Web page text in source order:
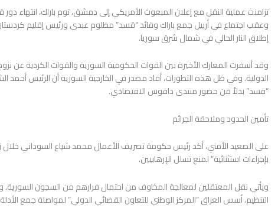
تزامنت عملية النقل مع إعلان المبعوث الأمريكي إلى دمشق، توم باراك، انتهاء
وعقب اجتماع في أربيل جمع باراك وقائد “قسد” مظلوم عبدي ورئيس إقليم كردستان
إطلاق النار الحالي في شمال شرق سوريا.
الدولية. وفي ظل هذه التطورات، أفاد مصدر في الخارجية السورية أن الرئيس
“قسد” بدلاً من حضور منتدى دافوس الاقتصادي.
تأمين الحدود وملاحقة الجرائم
على الصعيد الأمني، أكد رئيس حكومة تصريف الأعمال محمد شياع السوداني خلال
بإجراءات استثنائية” لمنع تسلل الإرهابيين.
ويأتي نقل المعتقلين لمعالجة المخاوف من احتمال فرارهم من السجون
التنظيم، أسس العراق “المركز الوطني للتعاون القضائي الدولي” لمواصلة جمع